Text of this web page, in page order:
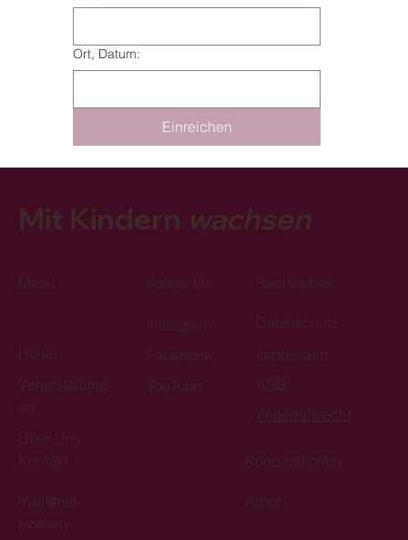
Ort, Datum:
Einreichen
Mit Kindern wachsen
Kontakt
mail@mit-
kindern-
Menu
Home
Veranstaltung
en
Über Uns
Follow Us
Instagram
Facebook
YouTube
Rechtliches
Datenschutz
Impressum
AGB
Widerrufsrecht
Kooperationen
Arbor